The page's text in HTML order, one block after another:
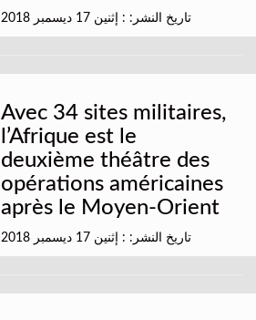
تاريخ النشر: : إثنين 17 ديسمبر 2018
Avec 34 sites militaires,
l’Afrique est le
deuxième théâtre des
opérations américaines
après le Moyen-Orient
تاريخ النشر: : إثنين 17 ديسمبر 2018